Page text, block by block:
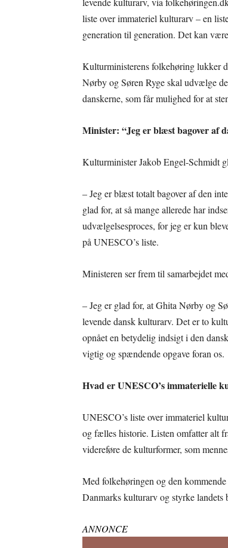
liste over immateriel kulturarv – en
generation til generation. Det kan
Kulturministerens folkehøring lukker
Nørby og Søren Ryge skal udvælge
danskerne, som får mulighed for at
Minister: “Jeg er blæst bagover af
Kulturminister Jakob Engel-Schmidt
– Jeg er blæst totalt bagover af den
glad for, at så mange allerede har
udvælgelsesproces, for jeg er kun
på UNESCO’s liste.
Ministeren ser frem til samarbejdet
– Jeg er glad for, at Ghita Nørby og
levende dansk kulturarv. Det er to
opnået en betydelig indsigt i den
vigtig og spændende opgave foran os.
Hvad er UNESCO’s immaterielle
UNESCO’s liste over immateriel
og fælles historie. Listen omfatter alt
videreføre de kulturformer, som
Med folkehøringen og den
Danmarks kulturarv og styrke landets
ANNONCE